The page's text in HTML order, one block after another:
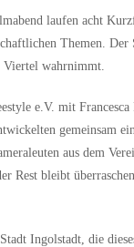
laufen acht
Themen.
Viertel wahrnimmt.
e.V. mit
gemeinsam
aus dem
Rest bleibt
Ingolstadt, die